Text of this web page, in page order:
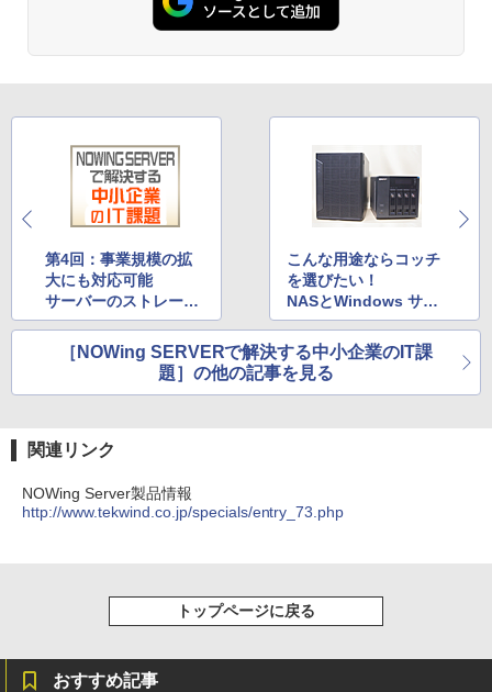
第4回：事業規模の拡
大にも対応可能
サーバーのストレージ
を拡張してみよう
こんな用途ならコッチ
を選びたい！
NASとWindows サー
バーの違いをチェック
［NOWing SERVERで解決する中小企業のIT課
題］の他の記事を見る
関連リンク
NOWing Server製品情報
http://www.tekwind.co.jp/specials/entry_73.php
トップページに戻る
おすすめ記事